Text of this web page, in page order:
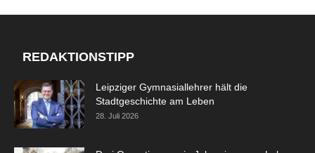
REDAKTIONSTIPP
Leipziger Gymnasiallehrer hält die
Stadtgeschichte am Leben
28. Juli 2026